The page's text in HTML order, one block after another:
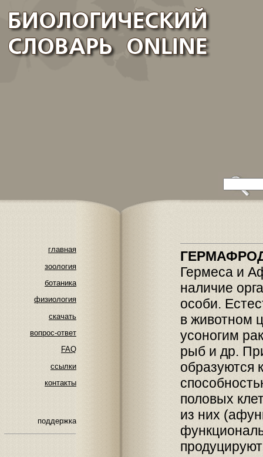
главная
зоология
ботаника
физиология
скачать
вопрос-ответ
FAQ
ссылки
контакты
поддержка
Гермеса и
наличие
особи.
в животном
усоногим
рыб и др.
образуются
половых
из них